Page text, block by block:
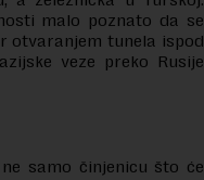
malo poznato da se
otvaranjem tunela ispod
veze preko Rusije
samo činjenicu što će